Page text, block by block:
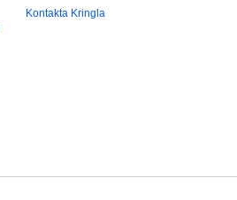
Kontakta Kringla